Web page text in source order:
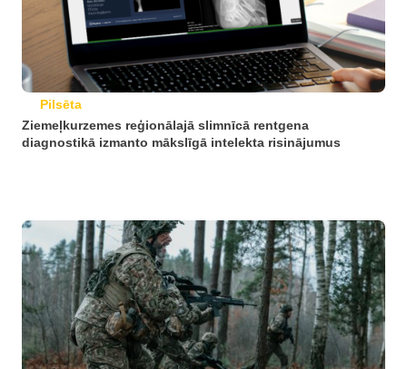
Pilsēta
Ziemeļkurzemes reģionālajā slimnīcā rentgena
diagnostikā izmanto mākslīgā intelekta risinājumus